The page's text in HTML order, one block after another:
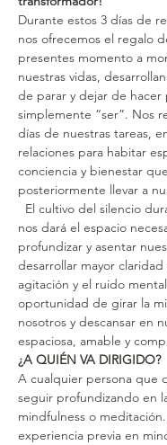
Durante estos 3 días de
nos ofrecemos el regalo
presentes momento a
nuestras vidas,
de parar y dejar de hacer
simplemente “ser”. Nos
días de nuestras tareas,
relaciones para habitar
conciencia y bienestar
posteriormente llevar a
El cultivo del silencio
nos dará el espacio
profundizar y asentar
desarrollar mayor
agitación y el ruido
oportunidad de girar la
nosotros y descansar en
espaciosa, amable y
¿A QUIÉN VA DIRIGIDO?
A cualquier persona que
seguir profundizando en
mindfulness o
experiencia previa en